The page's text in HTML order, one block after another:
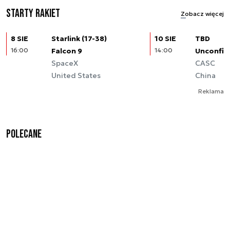
Starty rakiet Zobacz więcej
8 SIE
16:00
Starlink (17-38)
Falcon 9
SpaceX
United States
10 SIE
14:00
TBD
CASC
China
Reklama
Polecane